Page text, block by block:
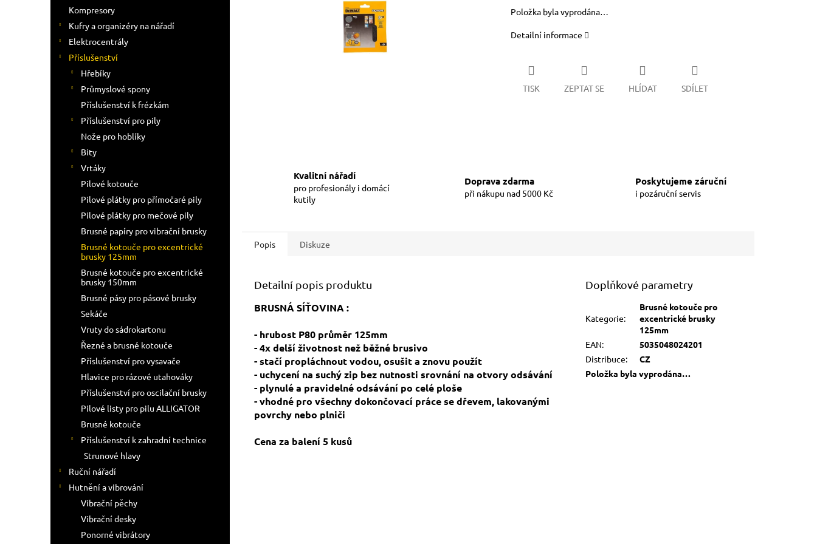
Kompresory
Kufry a organizéry na nářadí
Elektrocentrály
Příslušenství
Hřebíky
Průmyslové spony
Příslušenství k frézkám
Příslušenství pro pily
Nože pro hoblíky
Bity
Vrtáky
Pilové kotouče
Pilové plátky pro přímočaré pily
Pilové plátky pro mečové pily
Brusné papíry pro vibrační brusky
Brusné kotouče pro excentrické
brusky 125mm
Brusné kotouče pro excentrické
brusky 150mm
Brusné pásy pro pásové brusky
Sekáče
Vruty do sádrokartonu
Řezné a brusné kotouče
Příslušenství pro vysavače
Hlavice pro rázové utahováky
Příslušenství pro oscilační brusky
Pilové listy pro pilu ALLIGATOR
Brusné kotouče
Příslušenství k zahradní technice
Strunové hlavy
Ruční nářadí
Hutnění a vibrování
Vibrační pěchy
Vibrační desky
Ponorné vibrátory
Položka byla vyprodána…
Detailní informace
TISK ZEPTAT SE HLÍDAT SDÍLET
Kvalitní nářadí
pro profesionály i domácí
kutily
Doprava zdarma
při nákupu nad 5000 Kč
Poskytujeme záruční
i pozáruční servis
Popis Diskuze
Detailní popis produktu
BRUSNÁ SÍŤOVINA :
- hrubost P80 průměr 125mm
- 4x delší životnost než běžné brusivo
- stačí propláchnout vodou, osušit a znovu použít
- uchycení na suchý zip bez nutnosti srovnání na otvory odsávání
- plynulé a pravidelné odsávání po celé ploše
- vhodné pro všechny dokončovací práce se dřevem, lakovanými
povrchy nebo plniči
Cena za balení 5 kusů
Doplňkové parametry
Kategorie:
Brusné kotouče pro
excentrické brusky
125mm
EAN:
5035048024201
Distribuce:
CZ
Položka byla vyprodána…